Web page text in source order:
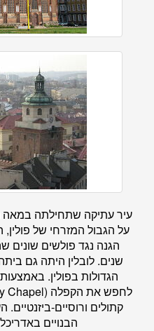
עיר עתיקה שתחילתה במאה
על הגבול המזרחי של
הגנה נגד פולשים
שנים. לובלין היתה גם
הגדולות בפולין.
קתולים ורוסיים-
הבנויים